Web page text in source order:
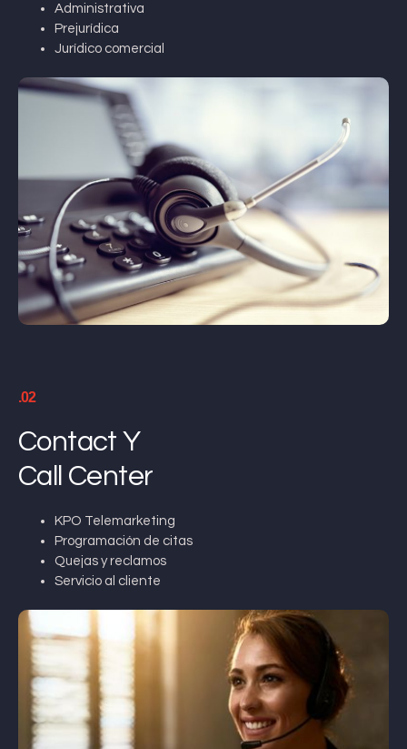
Administrativa
Prejurídica
Jurídico comercial
.02
Contact Y
Call Center
KPO Telemarketing
Programación de citas
Quejas y reclamos
Servicio al cliente